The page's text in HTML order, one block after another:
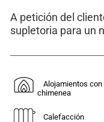
A petición del
supletoria para un
Alojamientos con
chimenea
Calefacción